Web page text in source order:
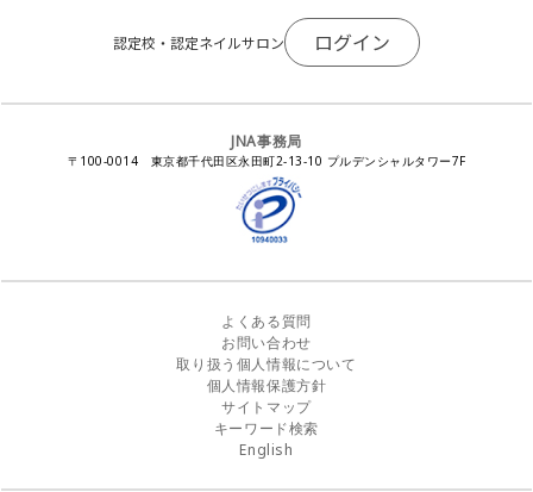
JNAオフィシャル教材
全日本ネイリスト選手権・地区大会
11月ネイル月間
JNAネイルサロン等化学物質管理講習会
ネイルサロン向けセミナー
コンプライアンス／法令遵守
瞬間接着剤の使用について
EUにおけるTPO成分を含む化粧品の市場提供禁止について
景品表示法に基づく措置命令について
サポートネイルサロン制度
教材・書籍・刊行物
認定校・認定ネイルサロン ログイン
JNA事務局
〒100-0014 東京都千代田区永田町2-13-10 プルデンシャルタワー7F
よくある質問
お問い合わせ
取り扱う個人情報について
個人情報保護方針
サイトマップ
キーワード検索
English